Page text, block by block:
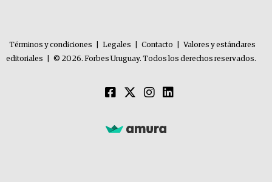
Términos y condiciones Legales Contacto
Valores y estándares
editoriales
© 2026. Forbes Uruguay. Todos los derechos reservados.